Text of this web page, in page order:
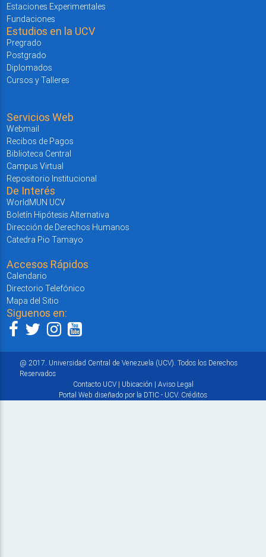
Estaciones Experimentales
Fundaciones
Estudios en la UCV
Pregrado
Postgrado
Diplomados
Cursos y Talleres
Servicios Web
Webmail
Recibos de Pagos
Biblioteca Central
Campus Virtual
Repositorio Institucional
De Interés
WorldMUN UCV
Boletín Hipótesis Alternativa
Dirección de Derechos Humanos
Catedra Pio Tamayo
Accesos Rápidos
Calendario
Directorio Telefónico
Mapa del Sitio
Siguenos en:
@ 2017. Universidad Central de Venezuela (UCV). Todos los Derechos
Reservados
Contacto UCV| Ubicación | Aviso Legal
Portal Web diseñado por la DTIC - UCV. Créditos